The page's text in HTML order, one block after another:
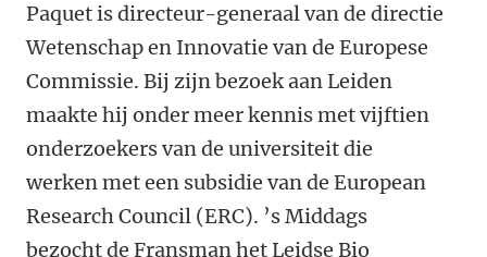
Paquet is directeur-generaal van de directie
Wetenschap en Innovatie van de Europese
Commissie. Bij zijn bezoek aan Leiden
maakte hij onder meer kennis met vijftien
onderzoekers van de universiteit die
werken met een subsidie van de European
Research Council (ERC). ’s Middags
bezocht de Fransman het Leidse Bio